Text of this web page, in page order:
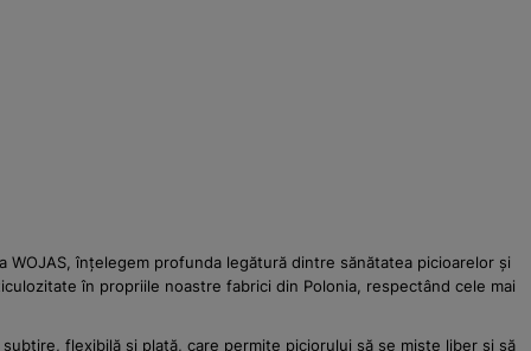
înțelegem profunda legătură dintre sănătatea picioarelor și
în propriile noastre fabrici din Polonia, respectând cele mai
flexibilă și plată, care permite piciorului să se miște liber și să